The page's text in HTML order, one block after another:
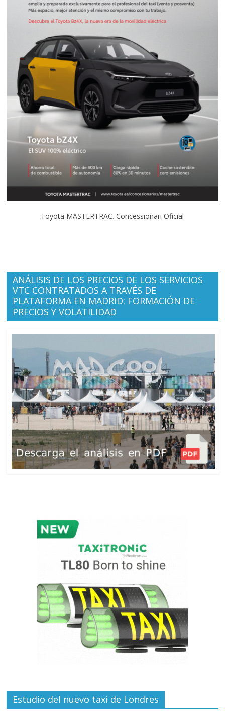
Toyota MASTERTRAC. Concessionari Oficial
ANÁLISIS DE LOS PRECIOS DE LOS SERVICIOS
VTC CONTRATADOS A TRAVÉS DE
PLATAFORMA EN MADRID: FORMACIÓN DE
PRECIOS Y VOLATILIDAD
Estudio del nuevo taxi de Londres